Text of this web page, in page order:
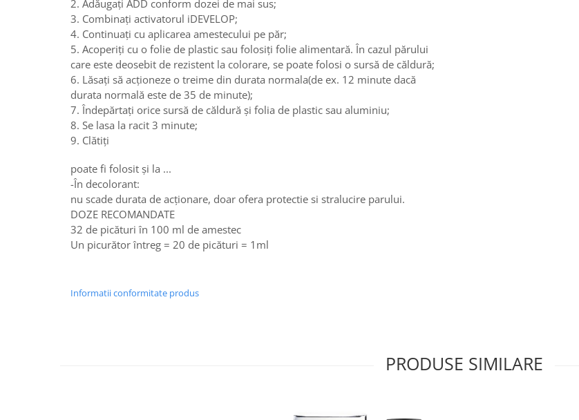
2. Adăugați ADD conform dozei de mai sus;
3. Combinați activatorul iDEVELOP;
4. Continuați cu aplicarea amestecului pe păr;
5. Acoperiți cu o folie de plastic sau folosiți folie alimentară. În cazul părului
care este deosebit de rezistent la colorare, se poate folosi o sursă de căldură;
6. Lăsați să acționeze o treime din durata normala(de ex. 12 minute dacă
durata normală este de 35 de minute);
7. Îndepărtați orice sursă de căldură și folia de plastic sau aluminiu;
8. Se lasa la racit 3 minute;
9. Clătiți
poate fi folosit și la ...
-În decolorant:
nu scade durata de acționare, doar ofera protectie si stralucire parului.
DOZE RECOMANDATE
32 de picături în 100 ml de amestec
Un picurător întreg = 20 de picături = 1ml
Informatii conformitate produs
PRODUSE SIMILARE